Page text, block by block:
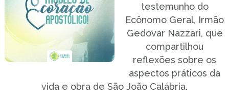
testemunho do
Ecônomo Geral, Irmão
Gedovar Nazzari, que
compartilhou
reflexões sobre os
aspectos práticos da
vida e obra de São João Calábria.